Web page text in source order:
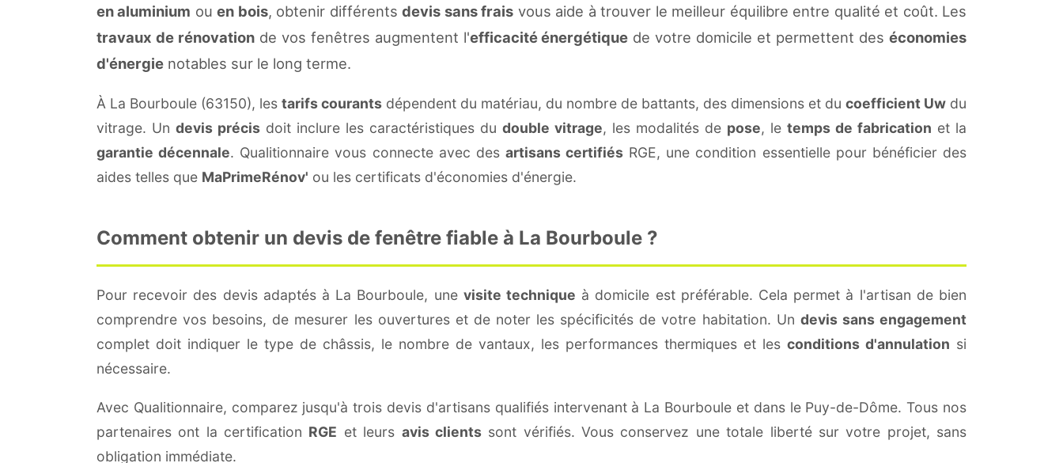
en aluminium ouen bois, obtenir différentsdevis sans frais vous aide à trouver le meilleur équilibre entre qualité et coût. Les
travaux de rénovationde vos fenêtres augmentent l'efficacité énergétique de votre domicile et permettent deséconomies
d'énergie notables sur le long terme.
À La Bourboule (63150), les tarifs courants dépendent du matériau, du nombre de battants, des dimensions et du coefficient Uw du
vitrage. Un devis précis doit inclure les caractéristiques du double vitrage, les modalités de pose, le temps de fabrication et la
garantie décennale. Qualitionnaire vous connecte avec des artisans certifiés RGE, une condition essentielle pour bénéficier des
aides telles que MaPrimeRénov' ou les certificats d'économies d'énergie.
Comment obtenir un devis de fenêtre fiable à La Bourboule ?
Pour recevoir des devis adaptés à La Bourboule, une visite technique à domicile est préférable. Cela permet à l'artisan de bien
comprendre vos besoins, de mesurer les ouvertures et de noter les spécificités de votre habitation. Un devis sans engagement
complet doit indiquer le type de châssis, le nombre de vantaux, les performances thermiques et les conditions d'annulation si
nécessaire.
Avec Qualitionnaire, comparez jusqu'à trois devis d'artisans qualifiés intervenant à La Bourboule et dans le Puy-de-Dôme. Tous nos
partenaires ont la certification RGE et leurs avis clientssont vérifiés. Vous conservez une totale liberté sur votre projet, sans
obligation immédiate.